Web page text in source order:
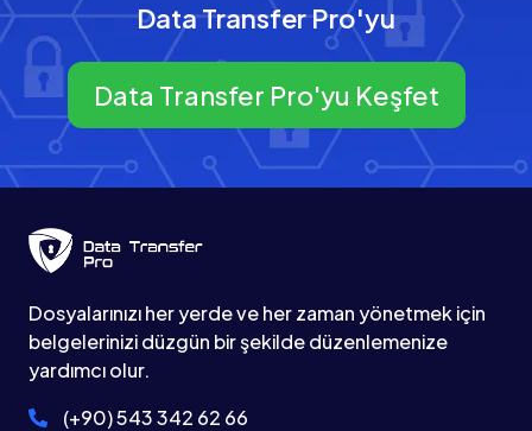
Data Transfer Pro'yu
Data Transfer Pro'yu Keşfet
Dosyalarınızı her yerde ve her zaman yönetmek için
belgelerinizi düzgün bir şekilde düzenlemenize
yardımcı olur.
(+90) 543 342 62 66